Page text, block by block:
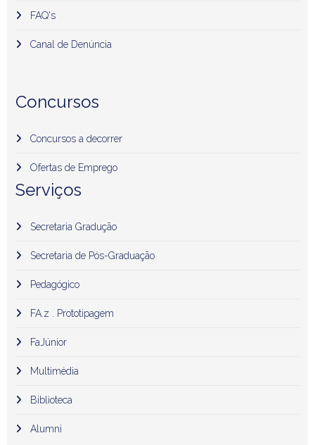
FAQ's
Canal de Denúncia
Concursos
Concursos a decorrer
Ofertas de Emprego
Serviços
Secretaria Gradução
Secretaria de Pós-Graduação
Pedagógico
FA.z . Prototipagem
FaJúnior
Multimédia
Biblioteca
Alumni